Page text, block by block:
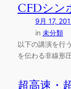
CFDシン
9月 17,
in 未分類
以下の講演を行
を伝わる非線形
超高速・